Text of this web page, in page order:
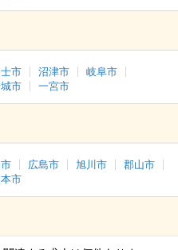
市 沼津市
岐阜市
市 一宮市
広島市 旭川市
郡山市
市